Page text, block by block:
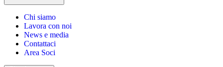
Chi siamo
Lavora con noi
News e media
Contattaci
Area Soci